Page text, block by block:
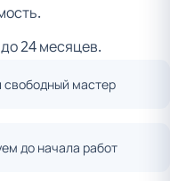
24 месяцев.
мастер
до начала работ